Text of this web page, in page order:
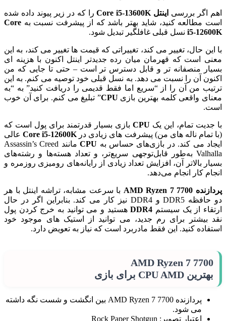
اهم اگر بررسی اینتل Core i5-13600K
را که در زیر پیوند داده شده
است مطالعه کنید، شاید بهتر باشد که از پیشرفت نسبت به Core
i5-12600K نسل قبلی غافلگیر تبدیل شود.
با این حال، تغییر می کند، تغییراتی که قیمت ها تغییر می کند، به این
معنی است که قهرمان میان رده جدیدتر اینتل اکنون با هزینه ای
بسیار منصفانه تر و قابل دسترس تر است – حتی تا جایی که من
اکنون آن را نسبت می دهد. به نسل قبلی خود توصیه می کنم. به این
ترتیب من آن را از “سریع اما فقط قدیمی را دریافت کنید” به “به
معنای واقعی کلمه بهترین بازی CPU” تبلیغ می کنم. برای آن خوب
است.
با جدیت تمام، این یک CPU بازی بسیار قدرتمند برای پول است که
(با تمام ناله های من) پیشرفت های زیادی در
عالی
ایجاد می کند. در بازی‌های حساس به CPU
مانند Assassin’s Creed
Valhalla به‌طور قابل‌توجهی سریع‌تر، و تعداد هسته‌ها و رشته‌های
بسیار بالاتر آن، افزایش تعداد زیادی از رایانه‌های رومیزی روزمره و
انجام کار انجام می‌دهد.
پردازنده AMD Ryzen 7 7700
با سرعت مشابه، تراشه اینتل با هر
دو حافظه DDR5 و DDR4 نیز کار می کند. بنابراین اگر در حال
ارتقاء از یک سیستم DDR4هستید و می توانید به خرج کردن پول
نقد بیشتر برای رم جدید، می توانید از استیک های موجود خود
استفاده کنید. این فقط مادربرد است که نیاز به تعویض دارد.
AMD Ryzen 7 7700
بهترین CPU AMD برای بازی
پردازنده AMD Ryzen 7 7700 بین انگشت و شست نگه داشته
می شود.
اعتبار تصویر: Rock Paper Shotgun